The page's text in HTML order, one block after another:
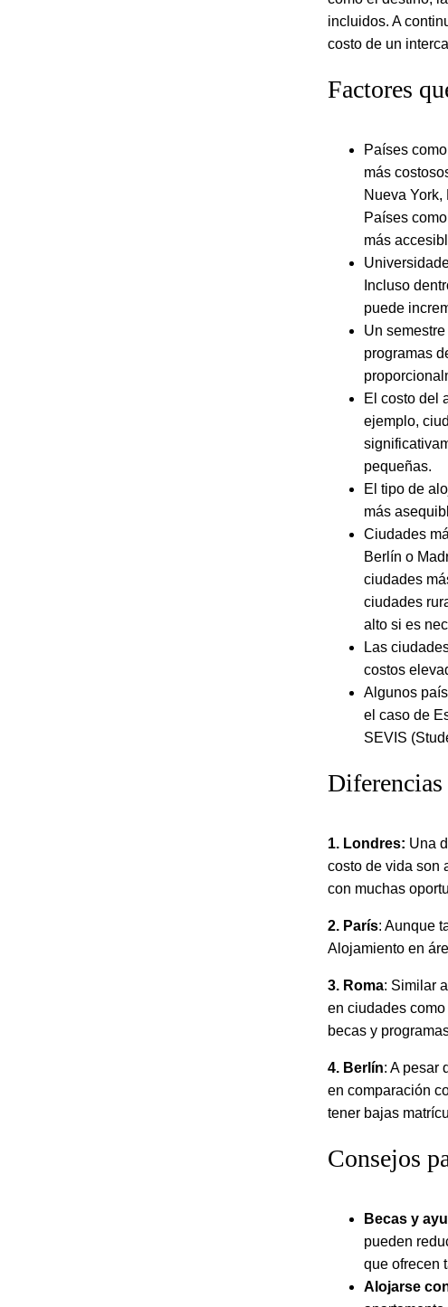
incluidos. A
costo de un
Factores
Países
más
Nueva York,
Países
más
Incluso
puede
Un
programas
El costo del
ejemplo,
pequeñas.
El tipo de
más
Ciudades
Berlín o
ciudades
ciudades
alto si es
Las
costos
Algunos
el caso de
SEVIS
Diferencias
1. Londres: Una
costo de vida son
con muchas
2. París: Aunque
Alojamiento en
3. Roma: Similar
en ciudades
becas y
4. Berlín: A pesar
en comparación
tener bajas
Consejos
Becas y
pueden
que ofrecen
Alojarse